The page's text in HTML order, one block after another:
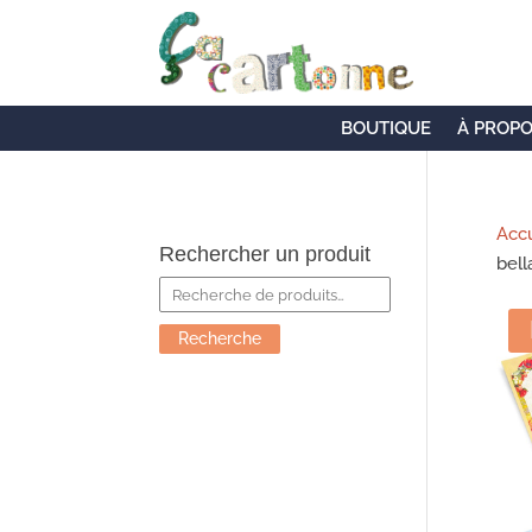
BOUTIQUE À
Rechercher un produit
Recherche
pour :
Recherche